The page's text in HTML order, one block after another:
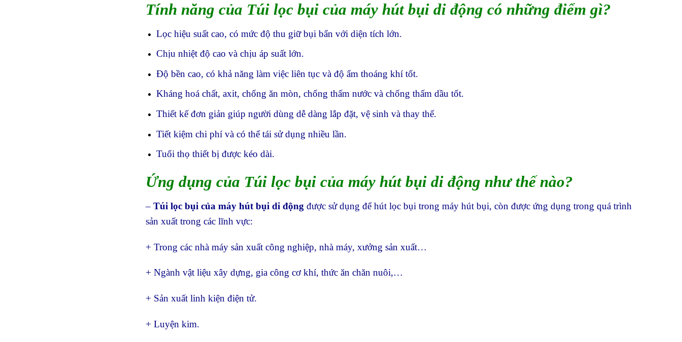
Tính năng của Túi lọc bụi của máy hút bụi di động có những điểm gì?
Lọc hiệu suất cao, có mức độ thu giữ bụi bẩn với diện tích lớn.
Chịu nhiệt độ cao và chịu áp suất lớn.
Độ bền cao, có khả năng làm việc liên tục và độ ẩm thoáng khí tốt.
Kháng hoá chất, axit, chống ăn mòn, chống thấm nước và chống thấm dầu tốt.
Thiết kế đơn giản giúp người dùng dễ dàng lắp đặt, vệ sinh và thay thế.
Tiết kiệm chi phí và có thể tái sử dụng nhiều lần.
Tuổi thọ thiết bị được kéo dài.
Ứng dụng của Túi lọc bụi của máy hút bụi di động như thế nào?
– Túi lọc bụi của máy hút bụi di động được sử dụng để hút lọc bụi trong máy hút bụi, còn được ứng dụng trong quá trình
sản xuất trong các lĩnh vực:
+ Trong các nhà máy sản xuất công nghiệp, nhà máy, xưởng sản xuất…
+ Ngành vật liệu xây dựng, gia công cơ khí, thức ăn chăn nuôi,…
+ Sản xuất linh kiện điện tử.
+ Luyện kim.